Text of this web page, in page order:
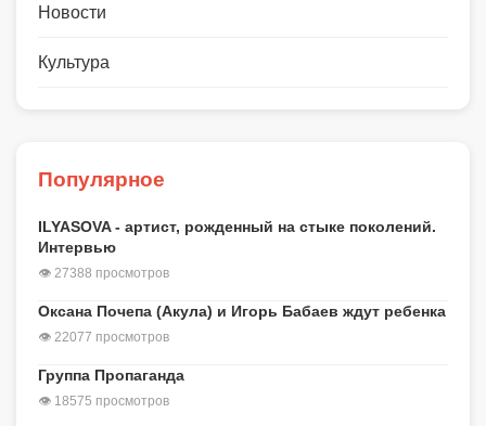
Новости
Культура
Популярное
ILYASOVA - артист, рожденный на стыке поколений.
Интервью
👁 27388 просмотров
Оксана Почепа (Акула) и Игорь Бабаев ждут ребенка
👁 22077 просмотров
Группа Пропаганда
👁 18575 просмотров